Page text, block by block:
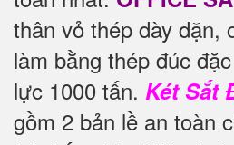
thân vỏ thép dày dặn,
làm bằng thép đúc
lực 1000 tấn. Két Sắt
gồm 2 bản lề an toàn